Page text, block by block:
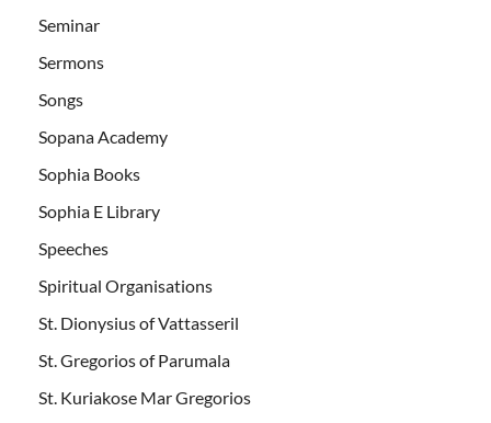
Seminar
Sermons
Songs
Sopana Academy
Sophia Books
Sophia E Library
Speeches
Spiritual Organisations
St. Dionysius of Vattasseril
St. Gregorios of Parumala
St. Kuriakose Mar Gregorios